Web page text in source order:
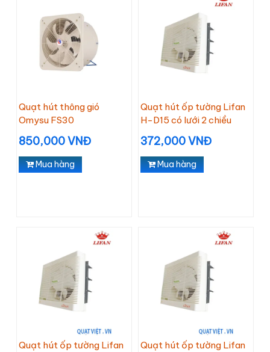
Quạt hút thông gió
Omysu FS30
850,000 VNĐ
Mua hàng
Quạt hút ốp tường Lifan
H-D15 có lưới 2 chiều
372,000 VNĐ
Mua hàng
Quạt hút ốp tường Lifan Quạt hút ốp tường Lifan